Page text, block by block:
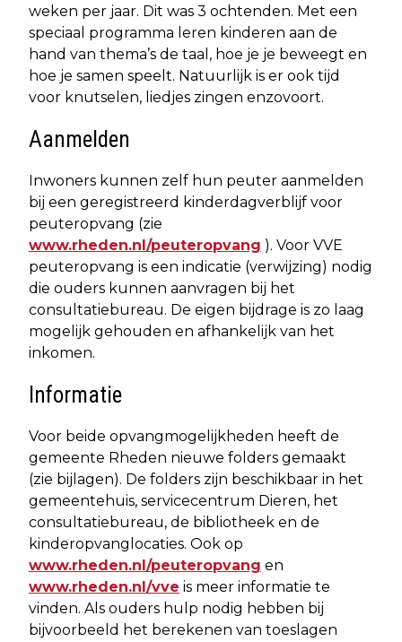
weken per jaar. Dit was 3 ochtenden. Met een
speciaal programma leren kinderen aan de
hand van thema’s de taal, hoe je je beweegt en
hoe je samen speelt. Natuurlijk is er ook tijd
voor knutselen, liedjes zingen enzovoort.
Aanmelden
Inwoners kunnen zelf hun peuter aanmelden
bij een geregistreerd kinderdagverblijf voor
peuteropvang (zie
www.rheden.nl/peuteropvang ). Voor VVE
peuteropvang is een indicatie (verwijzing) nodig
die ouders kunnen aanvragen bij het
consultatiebureau. De eigen bijdrage is zo laag
mogelijk gehouden en afhankelijk van het
inkomen.
Informatie
Voor beide opvangmogelijkheden heeft de
gemeente Rheden nieuwe folders gemaakt
(zie bijlagen). De folders zijn beschikbaar in het
gemeentehuis, servicecentrum Dieren, het
consultatiebureau, de bibliotheek en de
kinderopvanglocaties. Ook op
www.rheden.nl/peuteropvang en
www.rheden.nl/vve is meer informatie te
vinden. Als ouders hulp nodig hebben bij
bijvoorbeeld het berekenen van toeslagen